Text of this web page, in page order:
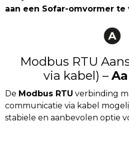
aan een Sofar-omvormer te
Modbus RTU
via kabel) –
De Modbus RTU verbinding
communicatie via kabel
stabiele en aanbevolen optie